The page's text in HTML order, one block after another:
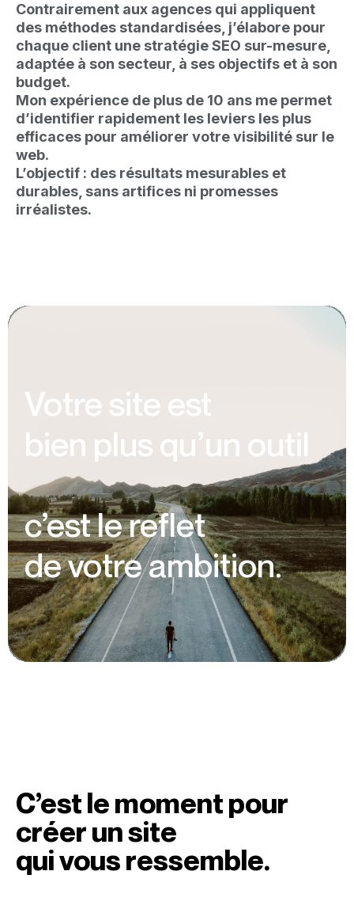
Contrairement aux agences qui appliquent
des méthodes standardisées, j’élabore pour
chaque client une stratégie SEO sur-mesure,
adaptée à son secteur, à ses objectifs et à son
budget.
Mon expérience de plus de 10 ans me permet
d’identifier rapidement les leviers les plus
efficaces pour améliorer votre visibilité sur le
web.
L’objectif : des résultats mesurables et
durables, sans artifices ni promesses
irréalistes.
Votre site est
bien plus qu’un outil
c’est le reflet
de votre ambition.
C’est le moment pour
créer un site
qui vous ressemble.